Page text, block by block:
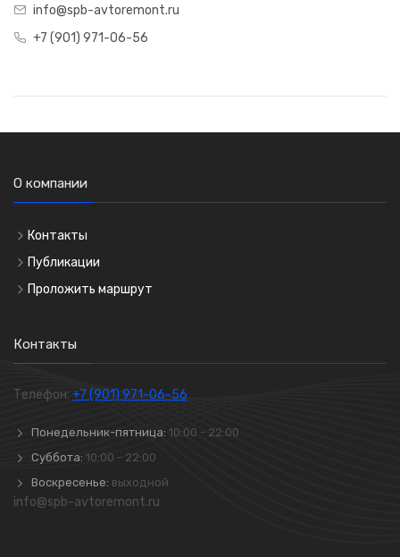
info@spb-avtoremont.ru
+7 (901) 971-06-56
О компании
Контакты
Публикации
Проложить маршрут
Контакты
Телефон: +7 (901) 971-06-56
Понедельник-пятница: 10:00 - 22:00
Суббота: 10:00 - 22:00
Воскресенье: выходной
info@spb-avtoremont.ru